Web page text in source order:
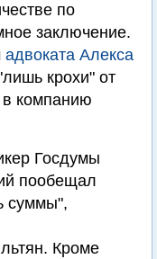
по
заключение.
адвоката Алекса
крохи" от
компанию
Госдумы
пообещал
суммы",
Кроме